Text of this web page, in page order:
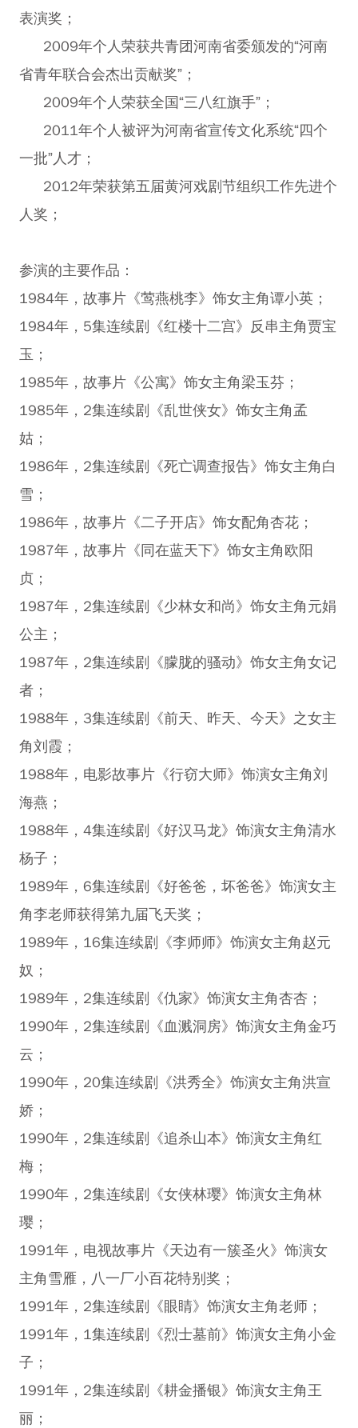
表演奖；
2009年个人荣获共青团河南省委颁发的“河南
省青年联合会杰出贡献奖”；
2009年个人荣获全国“三八红旗手”；
2011年个人被评为河南省宣传文化系统“四个
一批”人才；
2012年荣获第五届黄河戏剧节组织工作先进个
人奖；
参演的主要作品：
1984年，故事片《莺燕桃李》饰女主角谭小英；
1984年，5集连续剧《红楼十二宫》反串主角贾宝
玉；
1985年，故事片《公寓》饰女主角梁玉芬；
1985年，2集连续剧《乱世侠女》饰女主角孟
姑；
1986年，2集连续剧《死亡调查报告》饰女主角白
雪；
1986年，故事片《二子开店》饰女配角杏花；
1987年，故事片《同在蓝天下》饰女主角欧阳
贞；
1987年，2集连续剧《少林女和尚》饰女主角元娟
公主；
1987年，2集连续剧《朦胧的骚动》饰女主角女记
者；
1988年，3集连续剧《前天、昨天、今天》之女主
角刘霞；
1988年，电影故事片《行窃大师》饰演女主角刘
海燕；
1988年，4集连续剧《好汉马龙》饰演女主角清水
杨子；
1989年，6集连续剧《好爸爸，坏爸爸》饰演女主
角李老师获得第九届飞天奖；
1989年，16集连续剧《李师师》饰演女主角赵元
奴；
1989年，2集连续剧《仇家》饰演女主角杏杏；
1990年，2集连续剧《血溅洞房》饰演女主角金巧
云；
1990年，20集连续剧《洪秀全》饰演女主角洪宣
娇；
1990年，2集连续剧《追杀山本》饰演女主角红
梅；
1990年，2集连续剧《女侠林璎》饰演女主角林
璎；
1991年，电视故事片《天边有一簇圣火》饰演女
主角雪雁，八一厂小百花特别奖；
1991年，2集连续剧《眼睛》饰演女主角老师；
1991年，1集连续剧《烈士墓前》饰演女主角小金
子；
1991年，2集连续剧《耕金播银》饰演女主角王
丽；